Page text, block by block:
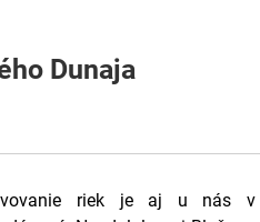
Dunaja
riek je aj u nás